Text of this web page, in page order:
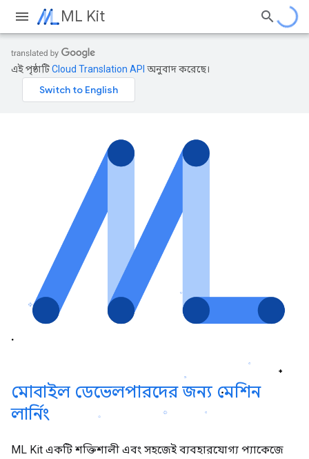
ML Kit
এই পৃষ্ঠাটিCloud Translation API অনুবাদ করেছে।
মোবাইল ডেভেলপারদের জন্য মেশিন
লার্নিং
ML Kit একটি শক্তিশালী এবং সহজেই ব্যবহারযোগ্য প্যাকেজে